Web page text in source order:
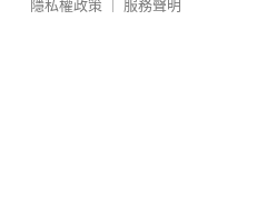
隱私權政策
服務聲明